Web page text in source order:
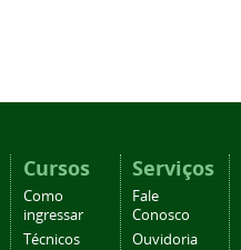
Cursos
Como
ingressar
Técnicos
Serviços
Fale
Conosco
Ouvidoria